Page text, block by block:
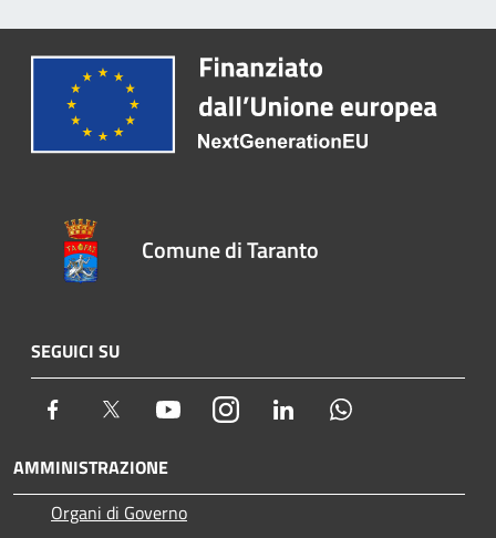
Comune di Taranto
SEGUICI SU
Facebook Twitter YoutubeInstagram LinkedIn
AMMINISTRAZIONE
Organi di Governo